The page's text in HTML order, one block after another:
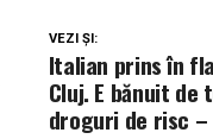
VEZI ȘI:
Italian prins în
Cluj. E bănuit
droguri de risc –